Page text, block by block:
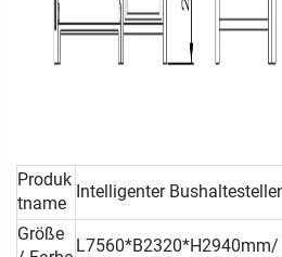
Produk
tname
Intelligenter
Größe